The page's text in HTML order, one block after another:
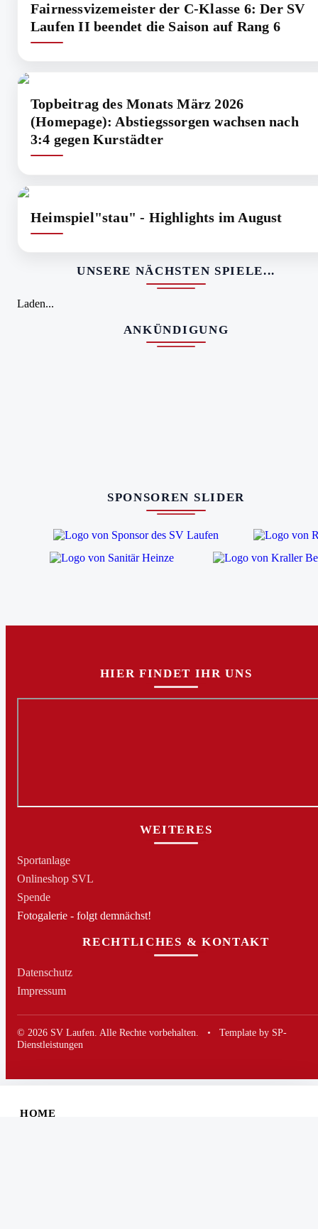
HOME
ANKÜNDIGUNG
Fairnessvizemeister der C-Klasse 6: Der SV
Laufen II beendet die Saison auf Rang 6
Topbeitrag des Monats März 2026
(Homepage): Abstiegssorgen wachsen nach
3:4 gegen Kurstädter
Heimspiel"stau" - Highlights im August
UNSERE NÄCHSTEN SPIELE...
Laden...
SPONSOREN SLIDER
HIER FINDET IHR UNS
WEITERES
Sportanlage
Onlineshop SVL
Spende
Fotogalerie - folgt demnächst!
RECHTLICHES & KONTAKT
Datenschutz
Impressum
© 2026 SV Laufen. Alle Rechte vorbehalten. •
Template by SP-
Dienstleistungen